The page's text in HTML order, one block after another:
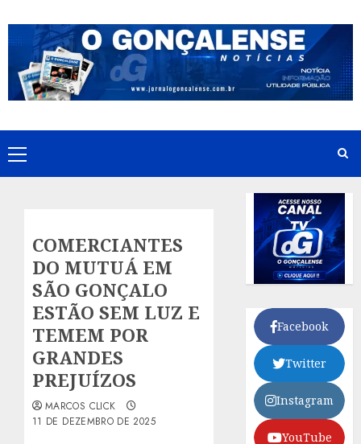
to
content
Primary
Menu
COMERCIANTES
DO MUTUÁ EM
SÃO GONÇALO
ESTÃO SEM LUZ E
TEMEM POR
GRANDES
PREJUÍZOS
MARCOS CLICK
11 DE DEZEMBRO DE 2025
Facebook
Twitter
Instagram
YouTube